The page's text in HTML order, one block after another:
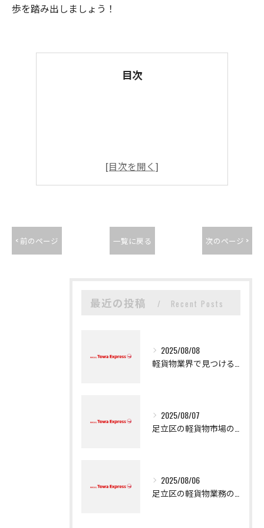
歩を踏み出しましょう！
目次
< 前のページ 一覧に戻る 次のページ >
最近の投稿 Recent Posts
2025/08/08
2025/08/07
2025/08/06